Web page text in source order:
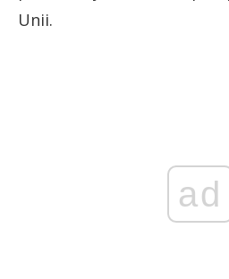
Unii.
ad